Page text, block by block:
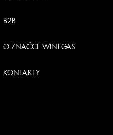
B2B
O ZNAČCE WINEGAS
KONTAKTY